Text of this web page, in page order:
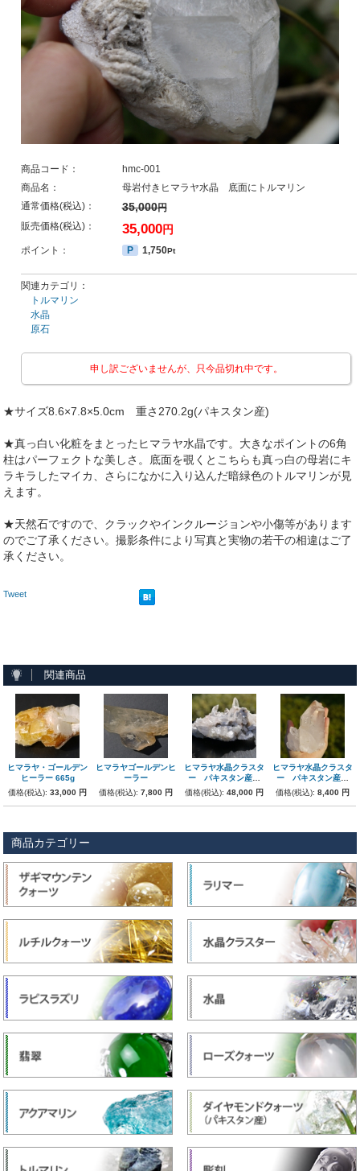
商品コード：
hmc-001
商品名：
母岩付きヒマラヤ水晶 底面にトルマリン
通常価格(税込)：
35,000円
販売価格(税込)： 35,000円
ポイント： P 1,750Pt
関連カテゴリ：
トルマリン
水晶
原石
申し訳ございませんが、只今品切れ中です。
★サイズ8.6×7.8×5.0cm 重さ270.2g(パキスタン産)
★真っ白い化粧をまとったヒマラヤ水晶です。大きなポイントの6角
柱はパーフェクトな美しさ。底面を覗くとこちらも真っ白の母岩にキ
ラキラしたマイカ、さらになかに入り込んだ暗緑色のトルマリンが見
えます。
★天然石ですので、クラックやインクルージョンや小傷等があります
のでご了承ください。撮影条件により写真と実物の若干の相違はご了
承ください。
Tweet
関連商品
ヒマラヤ・ゴールデン
ヒーラー 665g
価格(税込):33,000 円
ヒマラヤゴールデンヒ
ーラー
価格(税込):7,800 円
ヒマラヤ水晶クラスタ
ー パキスタン産
980g
価格(税込): 48,000 円
ヒマラヤ水晶クラスタ
ー パキスタン産
ck-006
価格(税込): 8,400 円
商品カテゴリー